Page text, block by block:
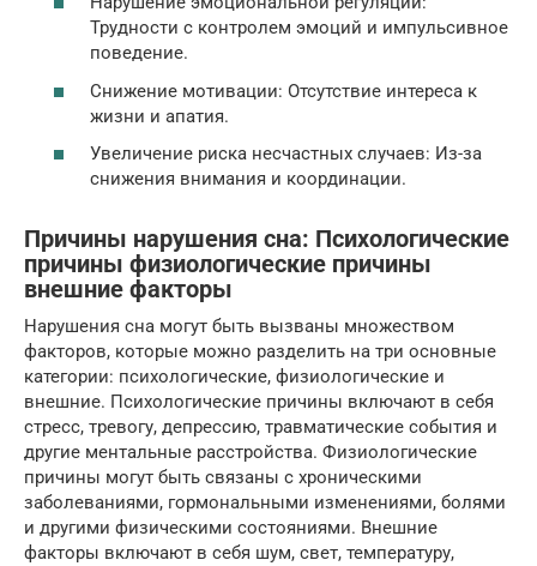
Трудности с контролем эмоций и импульсивное
поведение.
Снижение мотивации: Отсутствие интереса к
жизни и апатия.
Увеличение риска несчастных случаев: Из-за
снижения внимания и координации.
Причины нарушения сна: Психологические
причины физиологические причины
внешние факторы
Нарушения сна могут быть вызваны множеством
факторов, которые можно разделить на три основные
категории: психологические, физиологические и
внешние. Психологические причины включают в себя
стресс, тревогу, депрессию, травматические события и
другие ментальные расстройства. Физиологические
причины могут быть связаны с хроническими
заболеваниями, гормональными изменениями, болями
и другими физическими состояниями. Внешние
факторы включают в себя шум, свет, температуру,